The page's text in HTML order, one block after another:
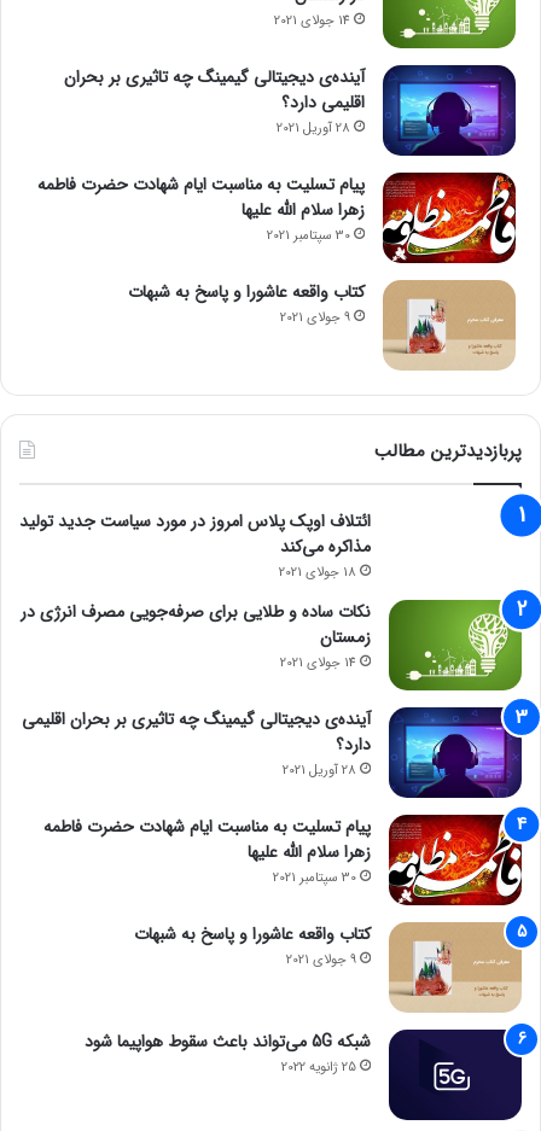
14 جولای 2021
آینده‌ی دیجیتالی گیمینگ چه تاثیری بر بحران
اقلیمی دارد؟
28 آوریل 2021
پیام تسلیت به مناسبت ایام شهادت حضرت فاطمه
زهرا سلام الله علیها
30 سپتامبر 2021
کتاب واقعه عاشورا و پاسخ به شبهات
9 جولای 2021
پربازدیدترین مطالب
ائتلاف اوپک پلاس امروز در مورد سیاست جدید تولید
مذاکره می‌کند
18 جولای 2021
نکات ساده و طلایی برای صرفه‌جویی مصرف انرژی در
زمستان
14 جولای 2021
آینده‌ی دیجیتالی گیمینگ چه تاثیری بر بحران اقلیمی
دارد؟
28 آوریل 2021
پیام تسلیت به مناسبت ایام شهادت حضرت فاطمه
زهرا سلام الله علیها
30 سپتامبر 2021
کتاب واقعه عاشورا و پاسخ به شبهات
9 جولای 2021
شبکه 5G می‌تواند باعث سقوط هواپیما شود
25 ژانویه 2022